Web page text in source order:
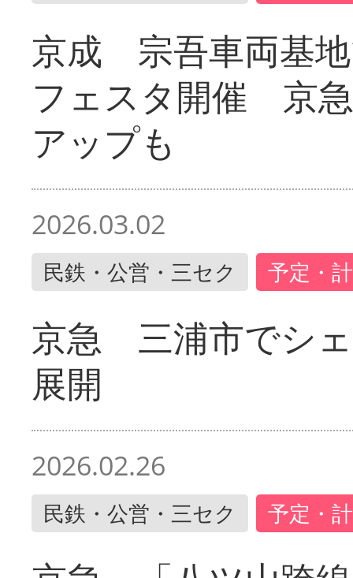
京成 宗吾車両基
フェスタ開催 京
アップも
2026.03.02
民鉄・公営・三セク 予定・
京急 三浦市でシ
展開
2026.02.26
民鉄・公営・三セク 予定・